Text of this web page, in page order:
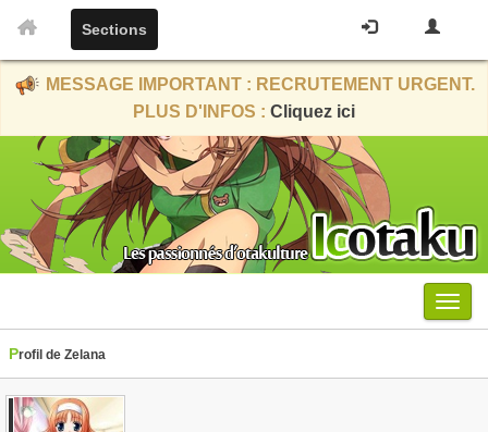
Sections
MESSAGE IMPORTANT : RECRUTEMENT URGENT.
PLUS D'INFOS : Cliquez ici
Menu
Profil de Zelana